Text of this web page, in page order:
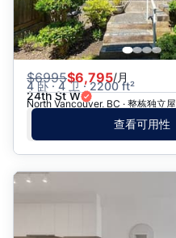
$6995$6,795/月
4 卧 · 4 卫 · 2200 ft²
24th St W
North Vancouver, BC · 整栋独立屋
查看可用性